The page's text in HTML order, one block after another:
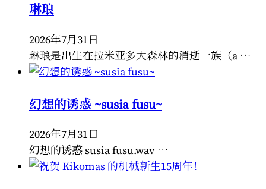
琳琅
2026年7月31日
琳琅是出生在拉米亚多大森林的消逝一族（a …
幻想的诱惑 ~susia fusu~
2026年7月31日
幻想的诱惑 susia fusu.wav …